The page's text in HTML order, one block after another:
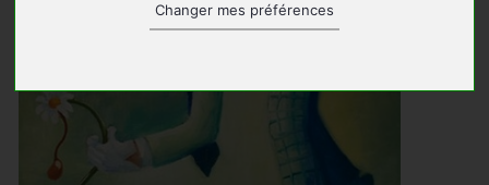
Changer mes préférences